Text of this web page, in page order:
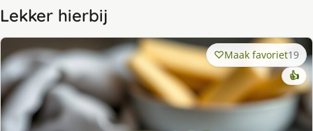
Lekker hierbij
Maak favoriet19
👍